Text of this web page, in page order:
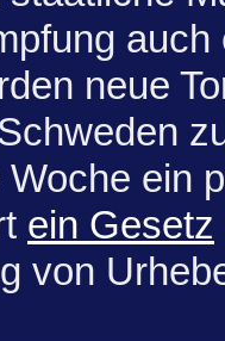
auch
neue
ein
ein Gesetz
von